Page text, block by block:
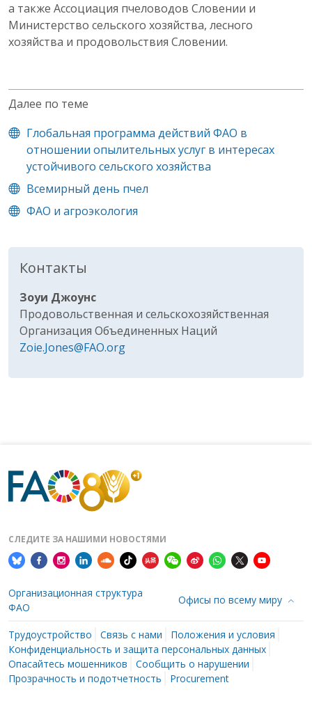
а также Ассоциация пчеловодов Словении и
Министерство сельского хозяйства, лесного
хозяйства и продовольствия Словении.
Далее по теме
Глобальная программа действий ФАО в
отношении опылительных услуг в интересах
устойчивого сельского хозяйства
Всемирный день пчел
ФAO и агроэкология
Контакты
Зоуи Джоунс
Продовольственная и сельскохозяйственная
Организация Объединенных Наций
Zoie.Jones@FAO.org
СЛЕДИТЕ ЗА НАШИМИ НОВОСТЯМИ
Организационная структура
ФАО
Офисы по всему миру
Трудоустройство Связь с нами
Положения и условия
Конфиденциальность и защита персональных данных
Опасайтесь мошенников
Сообщить о нарушении
Прозрачность и подотчетность
Procurement